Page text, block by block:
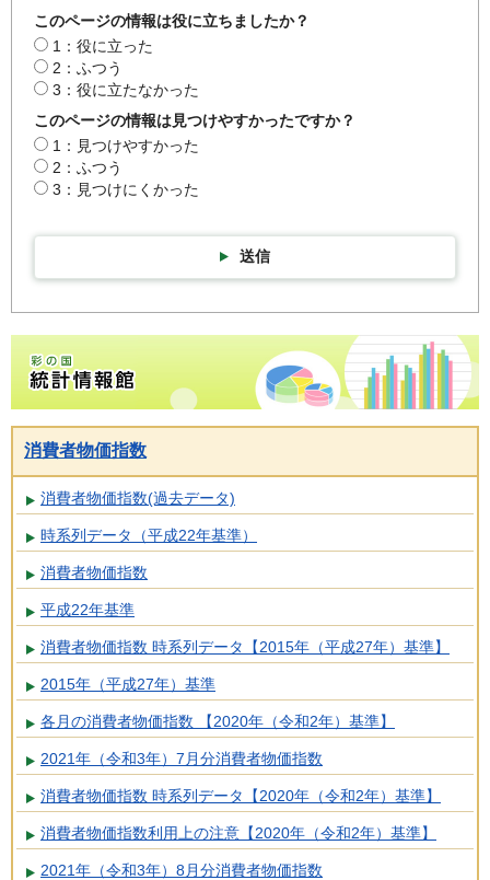
このページの情報は役に立ちましたか？
1：役に立った
2：ふつう
3：役に立たなかった
このページの情報は見つけやすかったですか？
1：見つけやすかった
2：ふつう
3：見つけにくかった
送信
彩の国統計情報館トップページ
消費者物価指数
消費者物価指数(過去データ)
時系列データ（平成22年基準）
消費者物価指数
平成22年基準
消費者物価指数 時系列データ【2015年（平成27年）基準】
2015年（平成27年）基準
各月の消費者物価指数 【2020年（令和2年）基準】
2021年（令和3年）7月分消費者物価指数
消費者物価指数 時系列データ【2020年（令和2年）基準】
消費者物価指数利用上の注意【2020年（令和2年）基準】
2021年（令和3年）8月分消費者物価指数